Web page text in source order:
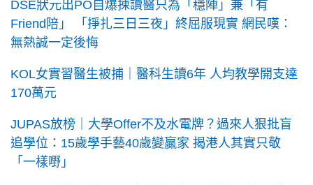
DSE狀元出PO自爆揀讀醫只為「穩陣」兼「有
Friend陪」 「掙扎三日三夜」終屈服現實 網民嘆：
無熱誠一定後悔
KOL女實習醫生被捕｜醫科生讀6年 人均教學開支達
170萬元
JUPAS放榜｜大學Offer不及水電牌？過來人狠批盲
追學位：15歲學手藝40歲變贏家 揭港人其實只敬
「一樣嘢」